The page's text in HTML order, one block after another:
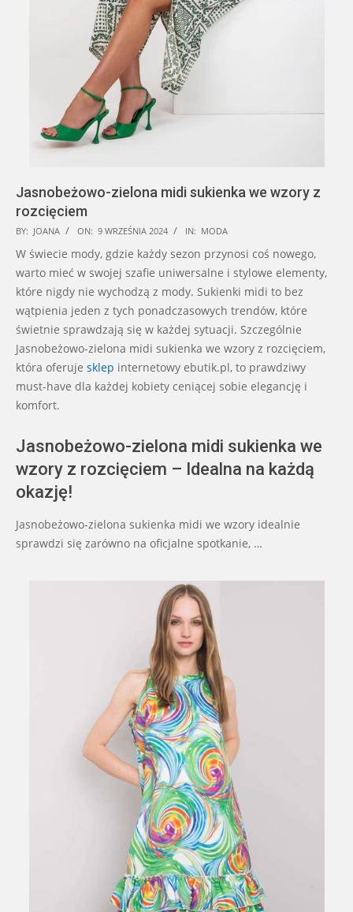
Jasnobeżowo-zielona midi sukienka we wzory z
rozcięciem
2024-
09-
BY: JOANA ON: 9 WRZEŚNIA 2024 IN: MODA
W świecie mody, gdzie każdy sezon przynosi coś nowego,
warto mieć w swojej szafie uniwersalne i stylowe elementy,
które nigdy nie wychodzą z mody. Sukienki midi to bez
wątpienia jeden z tych ponadczasowych trendów, które
świetnie sprawdzają się w każdej sytuacji. Szczególnie
Jasnobeżowo-zielona midi sukienka we wzory z rozcięciem,
która oferuje sklep internetowy ebutik.pl, to prawdziwy
must-have dla każdej kobiety ceniącej sobie elegancję i
komfort.
Jasnobeżowo-zielona midi sukienka we
wzory z rozcięciem – Idealna na każdą
okazję!
Jasnobeżowo-zielona sukienka midi we wzory idealnie
sprawdzi się zarówno na oficjalne spotkanie, …